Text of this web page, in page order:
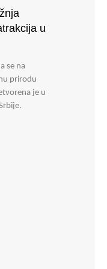
u
se na
prirodu
je u